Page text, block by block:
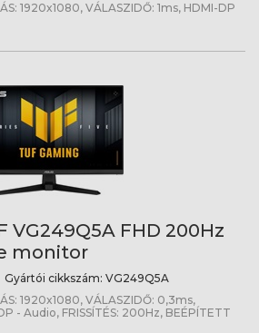
1920x1080, VÁLASZIDŐ: 1ms, HDMI-DP
VG249Q5A FHD 200Hz
monitor
Gyártói cikkszám: VG249Q5A
1920x1080, VÁLASZIDŐ: 0,3ms,
- Audio, FRISSÍTÉS: 200Hz, BEÉPÍTETT